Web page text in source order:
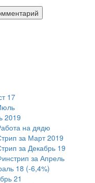
17
2019
на дядю
за Март 2019
за Декабрь 19
за Апрель
18 (-6,4%)
21